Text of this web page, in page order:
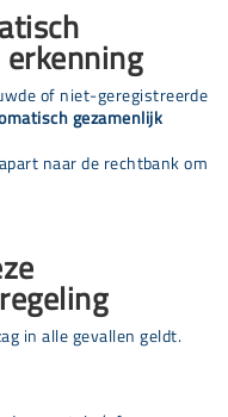
of niet-geregistreerde
gezamenlijk
naar de rechtbank om
in alle gevallen geldt.